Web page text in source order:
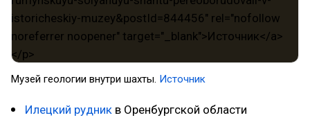
Музей геологии внутри шахты. Источник
Илецкий рудник в Оренбургской области